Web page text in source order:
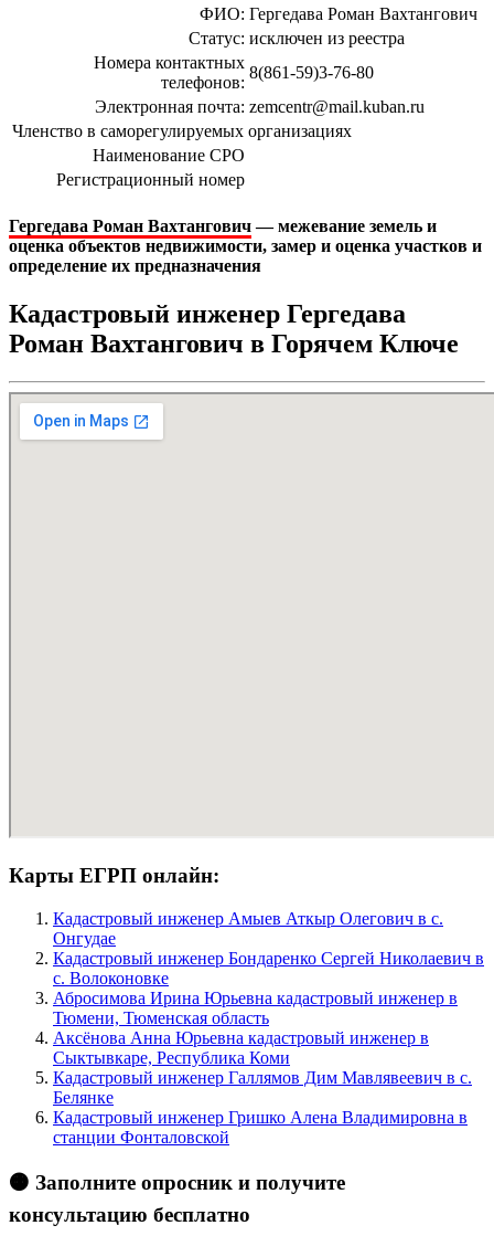
ФИО: Гергедава Роман Вахтангович
Статус: исключен из реестра
Номера контактных
телефонов:
8(861-59)3-76-80
Электронная почта: zemcentr@mail.kuban.ru
Членство в саморегулируемых организациях
Наименование СРО
Регистрационный номер
Гергедава Роман Вахтангович— межевание земель и
оценка объектов недвижимости, замер и оценка участков и
определение их предназначения
Кадастровый инженер Гергедава
Роман Вахтангович в Горячем Ключе
Карты ЕГРП онлайн:
Кадастровый инженер Амыев Аткыр Олегович в c.
Онгудае
Кадастровый инженер Бондаренко Сергей Николаевич в
c. Волоконовке
Абросимова Ирина Юрьевна кадастровый инженер в
Тюмени, Тюменская область
Аксёнова Анна Юрьевна кадастровый инженер в
Сыктывкаре, Республика Коми
Кадастровый инженер Галлямов Дим Мавлявеевич в c.
Белянке
Кадастровый инженер Гришко Алена Владимировна в
станции Фонталовской
🟠 Заполните опросник и получите
консультацию бесплатно